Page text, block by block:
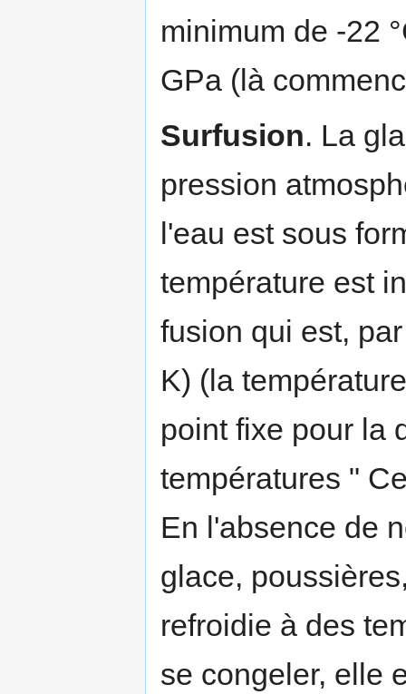
minimum de -22
GPa (là
Surfusion. La
pression
l'eau est sous
température est
fusion qui est,
K) (la
point fixe pour la
températures "
En l'absence de
glace,
refroidie à des
se congeler, elle